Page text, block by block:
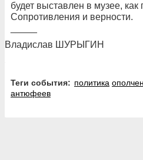
будет выставлен в музее, как
Сопротивления и верности.
Владислав ШУРЫГИН
Теги события: политика
антюфеев